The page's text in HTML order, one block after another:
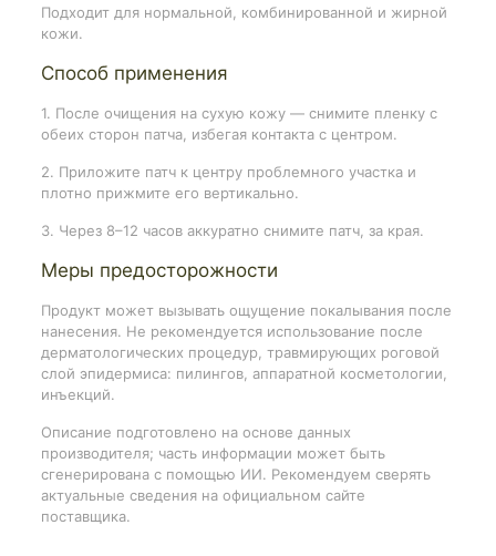
Подходит для нормальной, комбинированной и жирной
кожи.
Способ применения
1. После очищения на сухую кожу — снимите пленку с
обеих сторон патча, избегая контакта с центром.
2. Приложите патч к центру проблемного участка и
плотно прижмите его вертикально.
3. Через 8–12 часов аккуратно снимите патч, за края.
Меры предосторожности
Продукт может вызывать ощущение покалывания после
нанесения. Не рекомендуется использование после
дерматологических процедур, травмирующих роговой
слой эпидермиса: пилингов, аппаратной косметологии,
инъекций.
Описание подготовлено на основе данных
производителя; часть информации может быть
сгенерирована с помощью ИИ. Рекомендуем сверять
актуальные сведения на официальном сайте
поставщика.